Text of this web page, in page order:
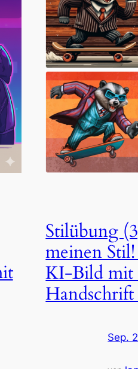
Stilübung
meinen
KI-Bild mit
Handschrift
Sep.